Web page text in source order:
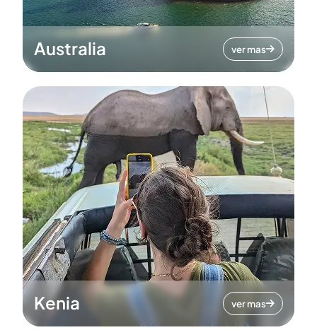
Australia ver mas
Kenia ver mas